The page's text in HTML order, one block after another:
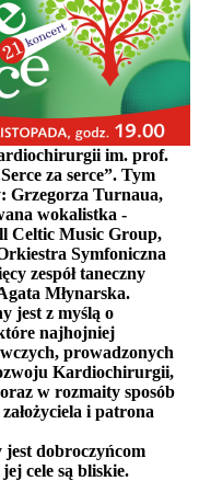
im. prof.
za serce”. Tym
Grzegorza Turnaua,
wokalistka -
Celtic Music Group,
Symfoniczna
zespół taneczny
Młynarska.
jest z myślą o
najhojniej
prowadzonych
Kardiochirurgii,
w rozmaity sposób
i patrona
jest dobroczyńcom
cele są bliskie.